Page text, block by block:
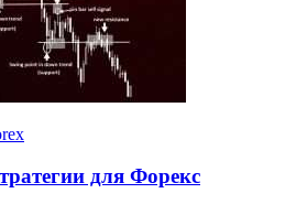
для Форекс